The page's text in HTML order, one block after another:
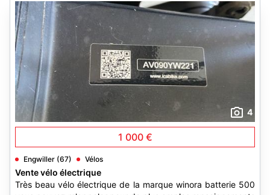
4
1 000 €
Engwiller (67) Vélos
Vente vélo électrique
Très beau vélo électrique de la marque winora batterie 500